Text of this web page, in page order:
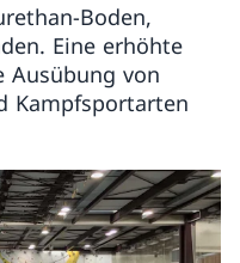
Boden,
Eine erhöhte
Ausübung von
Kampfsportarten